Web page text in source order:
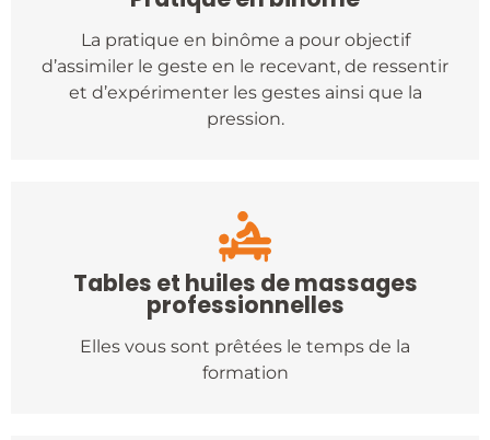
La pratique en binôme a pour objectif
d’assimiler le geste en le recevant, de ressentir
et d’expérimenter les gestes ainsi que la
pression.
Tables et huiles de massages
professionnelles
Elles vous sont prêtées le temps de la
formation